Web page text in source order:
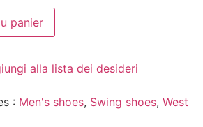
panier
alla lista dei desideri
: Men's shoes, Swing shoes, West